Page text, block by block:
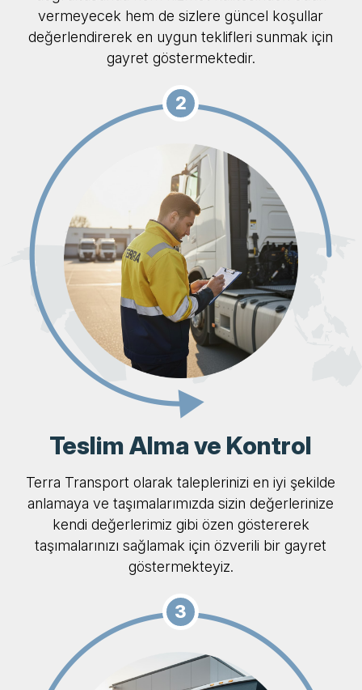
vermeyecek hem de sizlere güncel koşullar
değerlendirerek en uygun teklifleri sunmak için
gayret göstermektedir.
2
Teslim Alma ve Kontrol
Terra Transport olarak taleplerinizi en iyi şekilde
anlamaya ve taşımalarımızda sizin değerlerinize
kendi değerlerimiz gibi özen göstererek
taşımalarınızı sağlamak için özverili bir gayret
göstermekteyiz.
3